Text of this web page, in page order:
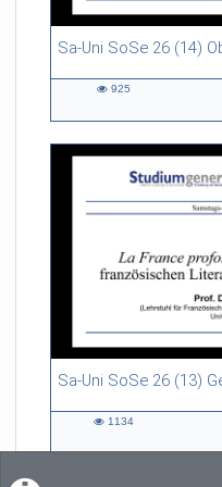
Sa-Uni SoSe 26 (14)
46:53 duration
925
Sa-Uni SoSe 26 (13)
55:13 duration
1134